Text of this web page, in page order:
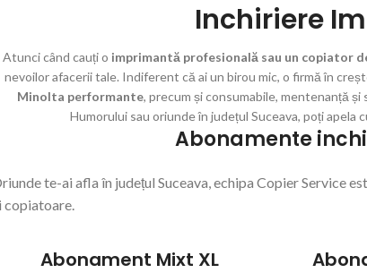
Inchiriere
Atunci când cauți o imprimantă profesională sau un copiator
nevoilor afacerii tale. Indiferent că ai un birou mic, o firmă în
Minolta performante, precum și consumabile, mentenanță
Humorului sau oriunde în județul Suceava, poți apela
Abonamente
te-ai afla în județul Suceava, echipa Copier Service
copiatoare.
Abonament Mixt XL